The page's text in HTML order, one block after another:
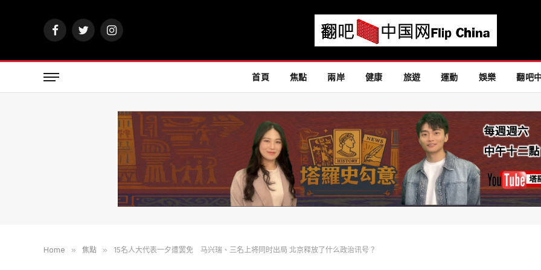
FacebookTwitterInstagram
首頁 焦點 兩岸 健康 旅遊 運動 娛樂 翻吧
Home » 焦點 » 15名人大代表一夕遭罢免 马兴瑞、三名上将同时出局 北京释放了什么政治讯号？